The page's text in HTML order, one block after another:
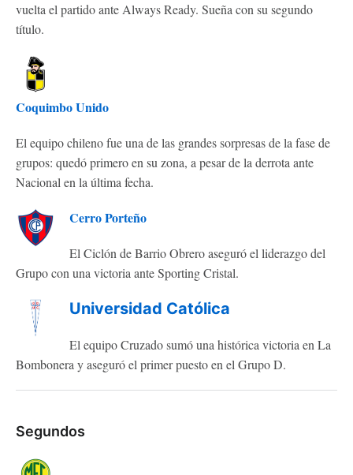
vuelta el partido ante Always Ready. Sueña con su segundo
título.
Coquimbo Unido
El equipo chileno fue una de las grandes sorpresas de la fase de
grupos: quedó primero en su zona, a pesar de la derrota ante
Nacional en la última fecha.
Cerro Porteño
El Ciclón de Barrio Obrero aseguró el liderazgo del
Grupo con una victoria ante Sporting Cristal.
Universidad Católica
El equipo Cruzado sumó una histórica victoria en La
Bombonera y aseguró el primer puesto en el Grupo D.
Segundos